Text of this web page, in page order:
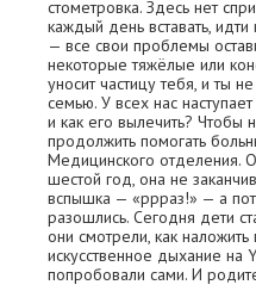
стометровка. Здесь нет
каждый день вставать,
— все свои проблемы
некоторые тяжёлые или
уносит частицу тебя, и ты
семью. У всех нас
и как его вылечить? Чтобы
продолжить помогать
Медицинского отделения.
шестой год, она не
вспышка — «ррраз!» — а
разошлись. Сегодня дети
они смотрели, как наложить
искусственное дыхание на
попробовали сами. И